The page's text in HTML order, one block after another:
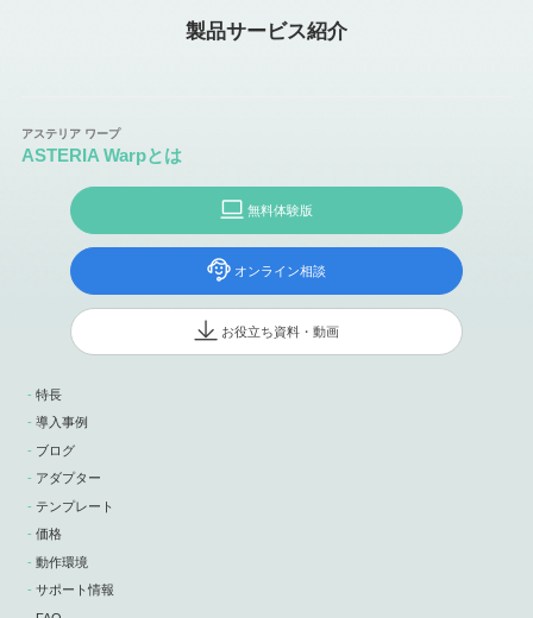
製品サービス紹介
ASTERIA Warpとは
無料体験版
オンライン相談
お役立ち資料・動画
特長
導入事例
ブログ
アダプター
テンプレート
価格
動作環境
サポート情報